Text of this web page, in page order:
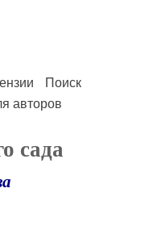
Поиск
авторов
сада